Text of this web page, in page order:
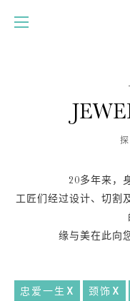
20多年来，
工匠们经过设计、切割
缘与美在此向
忠爱一生 颈饰